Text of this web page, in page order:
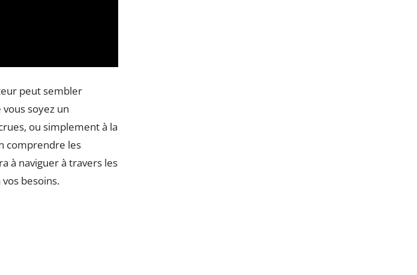
peut sembler
soyez un
ou simplement à la
comprendre les
à naviguer à travers les
besoins.